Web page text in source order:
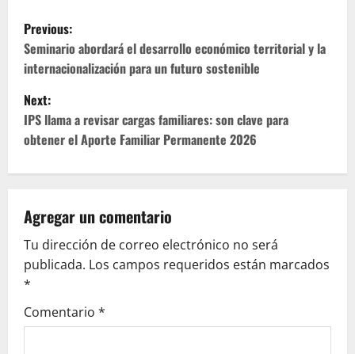
P
o
s
t
n
v
i
g
a
Previous:
Seminario abordará el desarrollo económico territorial y la
internacionalización para un futuro sostenible
Next:
IPS llama a revisar cargas familiares: son clave para
obtener el Aporte Familiar Permanente 2026
Agregar un comentario
Tu dirección de correo electrónico no será
publicada. Los campos requeridos están marcados
*
Comentario *